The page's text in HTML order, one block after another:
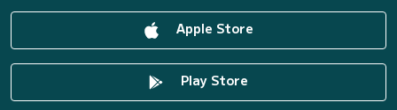
Apple Store
Play Store